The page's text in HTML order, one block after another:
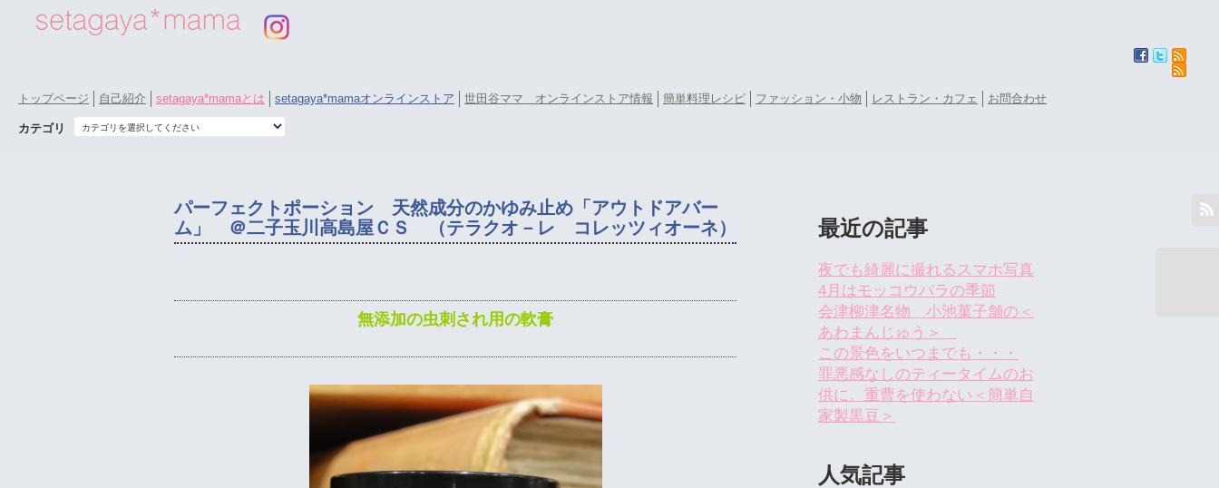
トップページ 自己紹介 setagaya*mamaとは setagaya*mamaオンラインストア 世田谷ママ オンラインストア情報 簡単料理レシピ ファッション・小物 レストラン・カフェ お問合わせ
カテゴリ
パーフェクトポーション 天然成分のかゆみ止め「アウトドアバー
ム」 ＠二子玉川高島屋ＣＳ （テラクオ－レ コレッツィオーネ）
無添加の虫刺され用の軟膏
最近の記事
夜でも綺麗に撮れるスマホ写真
4月はモッコウバラの季節
会津柳津名物 小池菓子舗の＜
あわまんじゅう＞
この景色をいつまでも・・・
罪悪感なしのティータイムのお
供に。重曹を使わない＜簡単自
家製黒豆＞
人気記事